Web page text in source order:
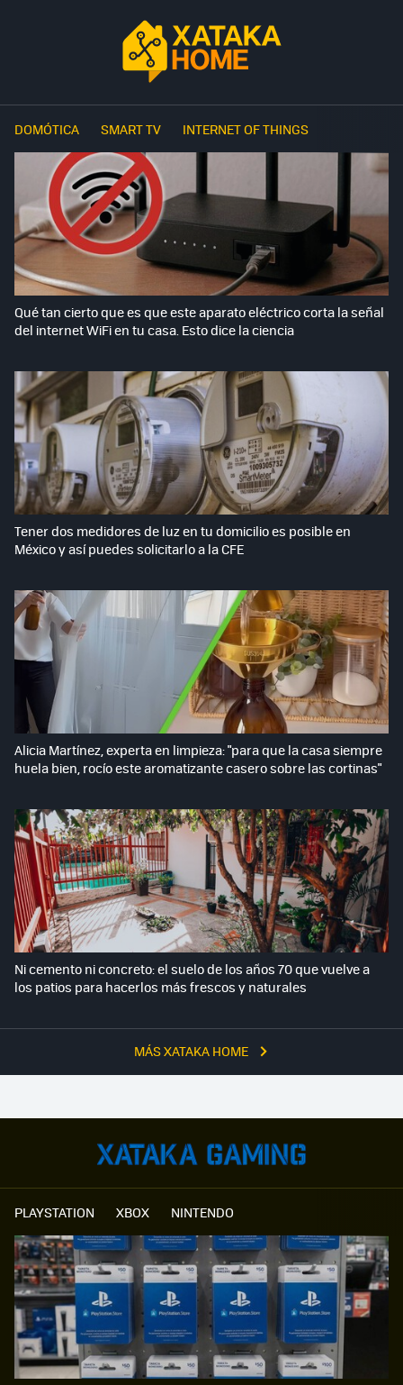
DOMÓTICA SMART TV INTERNET OF THINGS
MÁS XATAKA HOME
Qué tan cierto que es que este aparato eléctrico corta la señal
del internet WiFi en tu casa. Esto dice la ciencia
Tener dos medidores de luz en tu domicilio es posible en
México y así puedes solicitarlo a la CFE
Alicia Martínez, experta en limpieza: "para que la casa siempre
huela bien, rocío este aromatizante casero sobre las cortinas"
Ni cemento ni concreto: el suelo de los años 70 que vuelve a
los patios para hacerlos más frescos y naturales
PLAYSTATION XBOX NINTENDO